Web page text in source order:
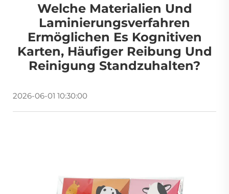
Welche Materialien Und
Laminierungsverfahren
Ermöglichen Es Kognitiven
Karten, Häufiger Reibung Und
Reinigung Standzuhalten?
2026-06-01 10:30:00